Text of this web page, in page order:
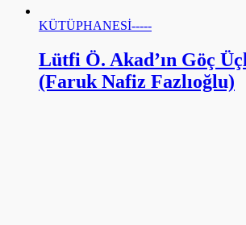
KÜTÜPHANESİ-----
Lütfi Ö. Akad’ın Göç
(Faruk Nafiz Fazlıoğlu)